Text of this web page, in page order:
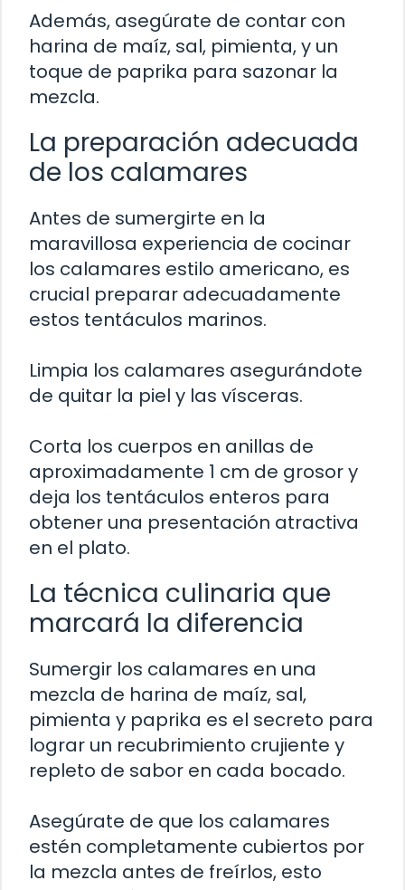
Además, asegúrate de contar con
harina de maíz, sal, pimienta, y un
toque de paprika para sazonar la
mezcla.
La preparación adecuada
de los calamares
Antes de sumergirte en la
maravillosa experiencia de cocinar
los calamares estilo americano, es
crucial preparar adecuadamente
estos tentáculos marinos.
Limpia los calamares asegurándote
de quitar la piel y las vísceras.
Corta los cuerpos en anillas de
aproximadamente 1 cm de grosor y
deja los tentáculos enteros para
obtener una presentación atractiva
en el plato.
La técnica culinaria que
marcará la diferencia
Sumergir los calamares en una
mezcla de harina de maíz, sal,
pimienta y paprika es el secreto para
lograr un recubrimiento crujiente y
repleto de sabor en cada bocado.
Asegúrate de que los calamares
estén completamente cubiertos por
la mezcla antes de freírlos, esto